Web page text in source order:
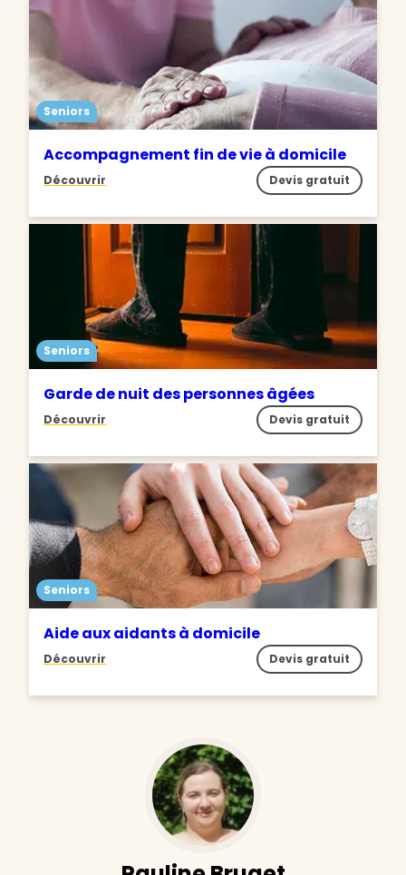
Seniors
Accompagnement fin de vie à domicile
Découvrir Devis gratuit
Seniors
Garde de nuit des personnes âgées
Découvrir Devis gratuit
Seniors
Aide aux aidants à domicile
Découvrir Devis gratuit